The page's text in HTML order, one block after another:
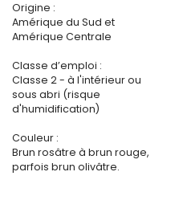
Origine :
Amérique du Sud et
Amérique Centrale
Classe d’emploi :
Classe 2 - à l'intérieur ou
sous abri (risque
d'humidification)
Couleur :
Brun rosâtre à brun rouge,
parfois brun olivâtre.